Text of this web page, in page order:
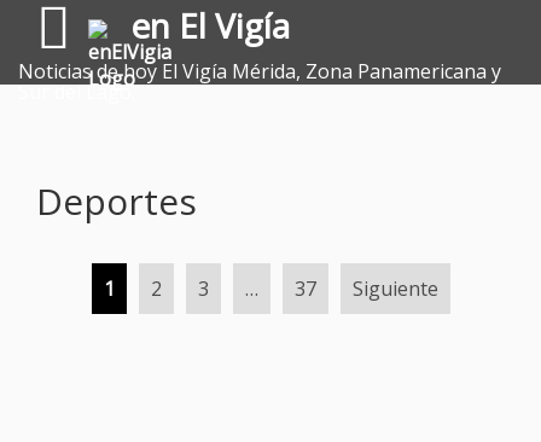
en El Vigía
Noticias de hoy El Vigía Mérida, Zona Panamericana y
Sur del Lago.
Deportes
Paginación
1 2 3 … 37 Siguiente